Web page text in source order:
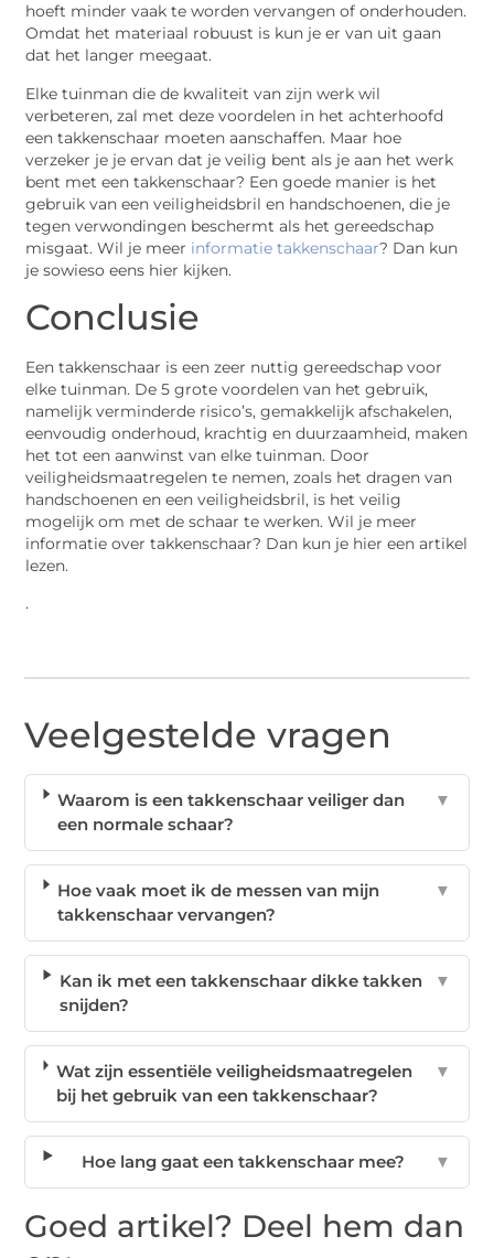
hoeft minder vaak te worden vervangen of onderhouden.
Omdat het materiaal robuust is kun je er van uit gaan
dat het langer meegaat.
Elke tuinman die de kwaliteit van zijn werk wil
verbeteren, zal met deze voordelen in het achterhoofd
een takkenschaar moeten aanschaffen. Maar hoe
verzeker je je ervan dat je veilig bent als je aan het werk
bent met een takkenschaar? Een goede manier is het
gebruik van een veiligheidsbril en handschoenen, die je
tegen verwondingen beschermt als het gereedschap
misgaat. Wil je meer informatie takkenschaar? Dan kun
je sowieso eens hier kijken.
Conclusie
Een takkenschaar is een zeer nuttig gereedschap voor
elke tuinman. De 5 grote voordelen van het gebruik,
namelijk verminderde risico’s, gemakkelijk afschakelen,
eenvoudig onderhoud, krachtig en duurzaamheid, maken
het tot een aanwinst van elke tuinman. Door
veiligheidsmaatregelen te nemen, zoals het dragen van
handschoenen en een veiligheidsbril, is het veilig
mogelijk om met de schaar te werken. Wil je meer
informatie over takkenschaar? Dan kun je hier een artikel
lezen.
.
Veelgestelde vragen
Waarom is een takkenschaar veiliger dan
een normale schaar?
▼
Hoe vaak moet ik de messen van mijn
takkenschaar vervangen?
▼
Kan ik met een takkenschaar dikke takken
snijden?
▼
Wat zijn essentiële veiligheidsmaatregelen
bij het gebruik van een takkenschaar?
▼
Hoe lang gaat een takkenschaar mee? ▼
Goed artikel? Deel hem dan